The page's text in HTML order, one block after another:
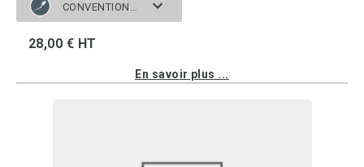
CONVENTIONNELLE
28,00 € HT
En savoir plus ...